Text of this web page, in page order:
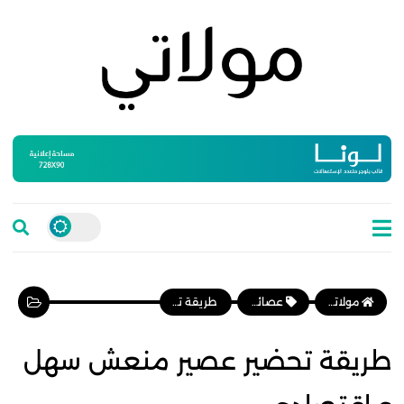
مولاتي موقع نسائي مغربي يهتم بالمرأة المغربية، وأخبار الأسرة و المجتمع عصائر ومشروبات طريقة تحضير عصير منعش سهل و اقتصادي
طريقة تحضير عصير منعش سهل